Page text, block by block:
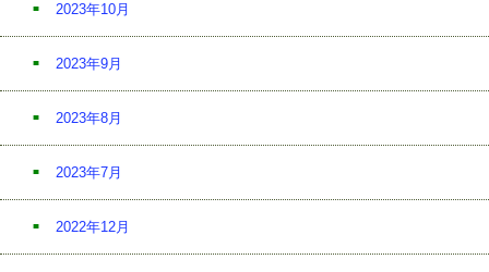
2023年10月
2023年9月
2023年8月
2023年7月
2022年12月